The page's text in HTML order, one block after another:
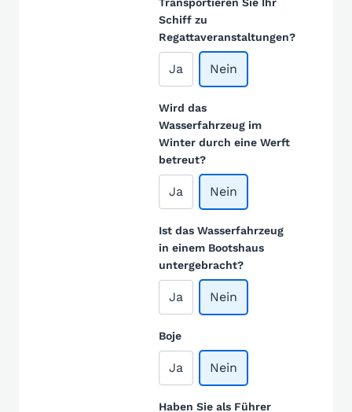
Schiff zu
Regattaveranstaltungen?
Ja Nein
Wird das
Wasserfahrzeug im
Winter durch eine Werft
betreut?
Ja Nein
Ist das Wasserfahrzeug
in einem Bootshaus
untergebracht?
Ja Nein
Boje
Ja Nein
Haben Sie als Führer